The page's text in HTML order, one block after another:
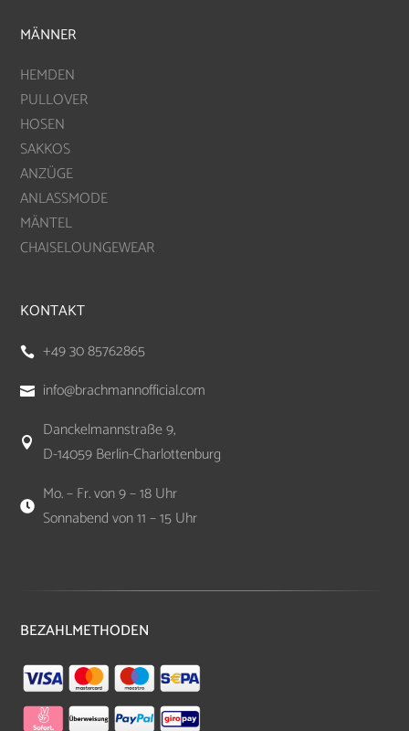
MÄNNER
HEMDEN
PULLOVER
HOSEN
SAKKOS
ANZÜGE
ANLASSMODE
MÄNTEL
CHAISELOUNGEWEAR
KONTAKT
 +49 30 85762865
 info@brachmannofficial.com

Danckelmannstraße 9,
D-14059 Berlin-Charlottenburg

Mo. – Fr. von 9 – 18 Uhr
Sonnabend von 11 – 15 Uhr
BEZAHLMETHODEN